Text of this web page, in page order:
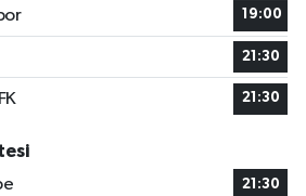
19:00
21:30
21:30
21:30